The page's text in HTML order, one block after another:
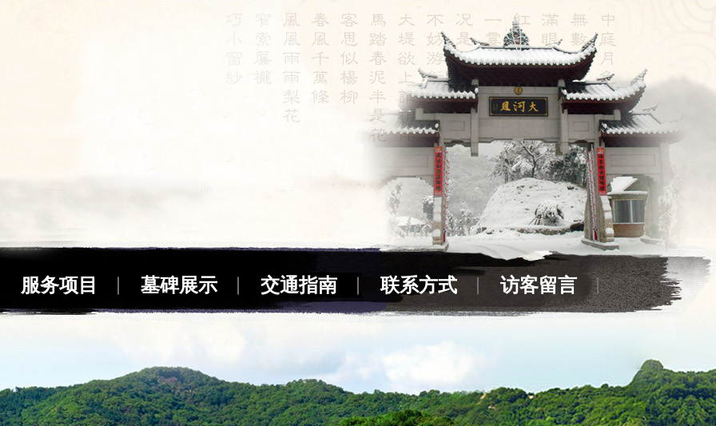
服务项目 墓碑展示 交通指南 联系方式 访客留言